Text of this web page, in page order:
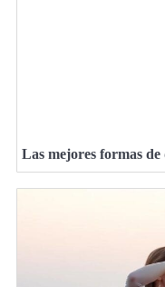
Las mejores formas